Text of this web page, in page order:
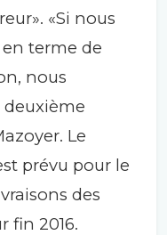
«Si nous
terme de
nous
Le
prévu pour le
des
fin 2016.